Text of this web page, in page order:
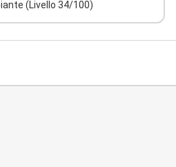
(Livello 34/100)